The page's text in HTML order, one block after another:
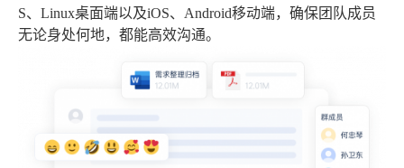
S、Linux桌面端以及iOS、Android移动端，确保团队成员
无论身处何地，都能高效沟通。